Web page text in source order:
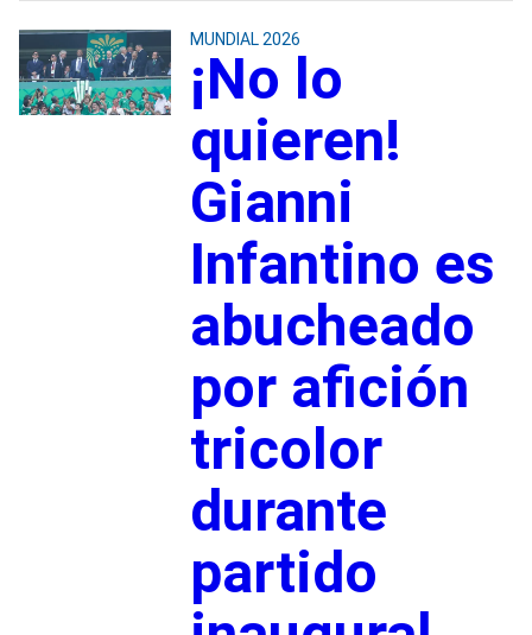
MUNDIAL 2026
¡No lo
quieren!
Gianni
Infantino es
abucheado
por afición
tricolor
durante
partido